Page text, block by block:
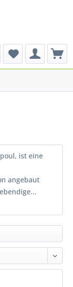
ist eine
angebaut